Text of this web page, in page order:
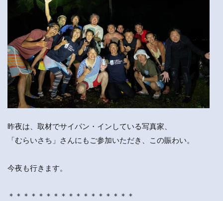
昨夜は、取材でサイパン・インしている写真家、
「むらいさち」さんにもご参加いただき、この賑わい。
今夜も行きます。
＊＊＊＊＊＊＊＊＊＊＊＊＊＊＊＊＊